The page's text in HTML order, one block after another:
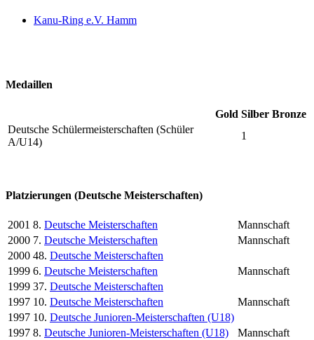
Kanu-Ring e.V. Hamm
Medaillen
Gold Silber Bronze
Deutsche Schülermeisterschaften (Schüler
A/U14)
1
Platzierungen (Deutsche Meisterschaften)
2001 8. Deutsche Meisterschaften
Mannschaft
2000 7. Deutsche Meisterschaften
Mannschaft
2000 48. Deutsche Meisterschaften
1999 6. Deutsche Meisterschaften
Mannschaft
1999 37. Deutsche Meisterschaften
1997 10. Deutsche Meisterschaften
Mannschaft
1997 10. Deutsche Junioren-Meisterschaften (U18)
1997 8. Deutsche Junioren-Meisterschaften (U18)
Mannschaft